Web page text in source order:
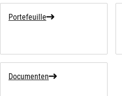
Portefeuille
Documenten